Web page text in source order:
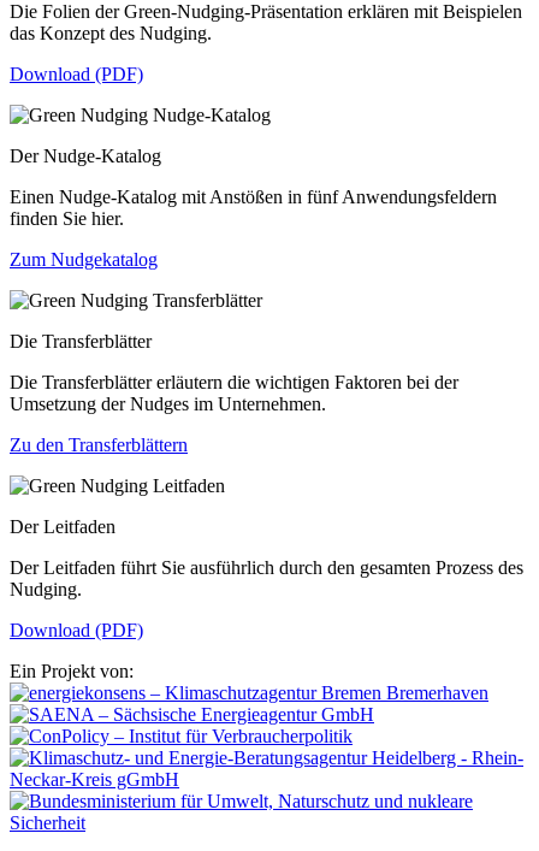
Die Folien der Green-Nudging-Präsentation erklären mit Beispielen
das Konzept des Nudging.
Download (PDF)
Der Nudge-Katalog
Einen Nudge-Katalog mit Anstößen in fünf Anwendungsfeldern
finden Sie hier.
Zum Nudgekatalog
Die Transferblätter
Die Transferblätter erläutern die wichtigen Faktoren bei der
Umsetzung der Nudges im Unternehmen.
Zu den Transferblättern
Der Leitfaden
Der Leitfaden führt Sie ausführlich durch den gesamten Prozess des
Nudging.
Download (PDF)
Ein Projekt von: